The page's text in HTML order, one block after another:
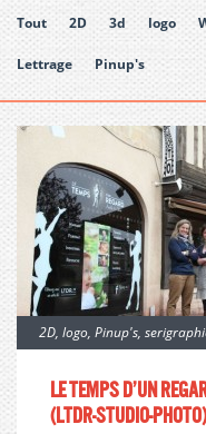
Tout 2D 3d logo
Lettrage Pinup's
2D, logo, Pinup's,
Le temps d’un
(ltdr-studio-photo)